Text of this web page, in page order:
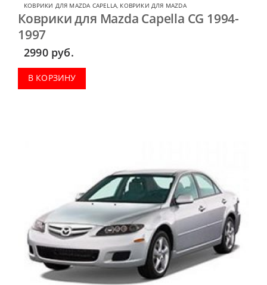
КОВРИКИ ДЛЯ MAZDA CAPELLA, КОВРИКИ ДЛЯ MAZDA
Коврики для Mazda Capella CG 1994-
1997
2990 руб.
В КОРЗИНУ